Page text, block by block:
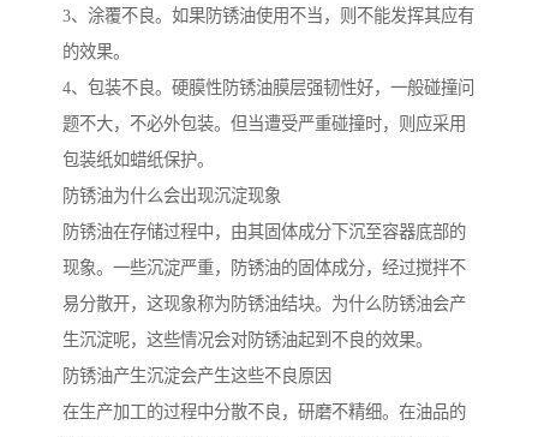
3、涂覆不良。如果防锈油使用不当，则不能发挥其应有
的效果。
4、包装不良。硬膜性防锈油膜层强韧性好，一般碰撞问
题不大，不必外包装。但当遭受严重碰撞时，则应采用
包装纸如蜡纸保护。
防锈油为什么会出现沉淀现象
防锈油在存储过程中，由其固体成分下沉至容器底部的
现象。一些沉淀严重，防锈油的固体成分，经过搅拌不
易分散开，这现象称为防锈油结块。为什么防锈油会产
生沉淀呢，这些情况会对防锈油起到不良的效果。
防锈油产生沉淀会产生这些不良原因
在生产加工的过程中分散不良，研磨不精细。在油品的